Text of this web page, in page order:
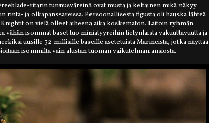
ritarin tunnusväreinä ovat musta ja keltainen mikä näkyy
rinta- ja olkapanssareissa. Persoonallisesta figusta oli hauska lähteä
on vielä olleet aiheena aika koskematon. Laitoin ryhmän
isommat baset tuo miniatyyreihin tietynlaista vakuuttavuutta ja
uusille 32-millisille baseille asetetuista Marineista, jotka näyttää
isommilta vain alustan tuoman vaikutelman ansiosta.